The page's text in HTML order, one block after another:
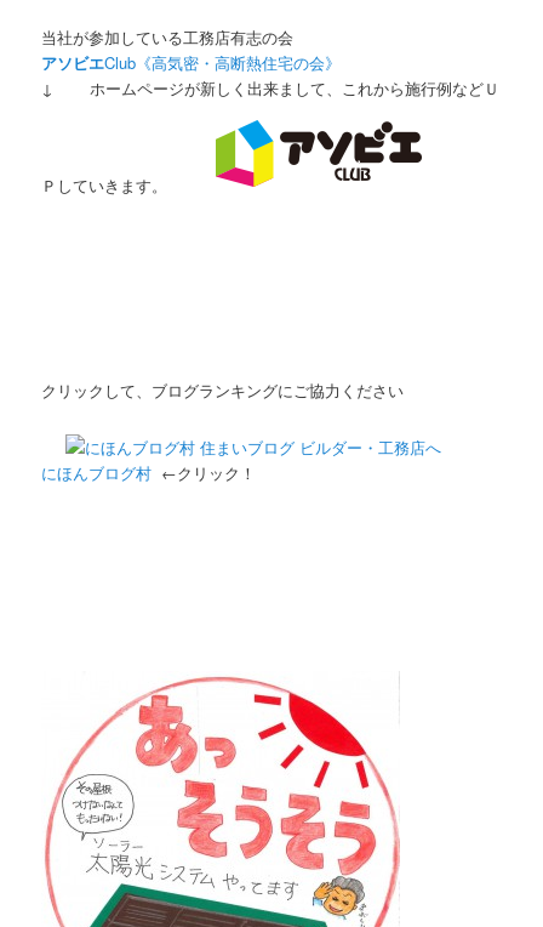
当社が参加している工務店有志の会
アソビエClub《高気密・高断熱住宅の会》
↓ ホームページが新しく出来まして、これから施行例などＵ
Ｐしていきます。
クリックして、ブログランキングにご協力ください
にほんブログ村 ←クリック！